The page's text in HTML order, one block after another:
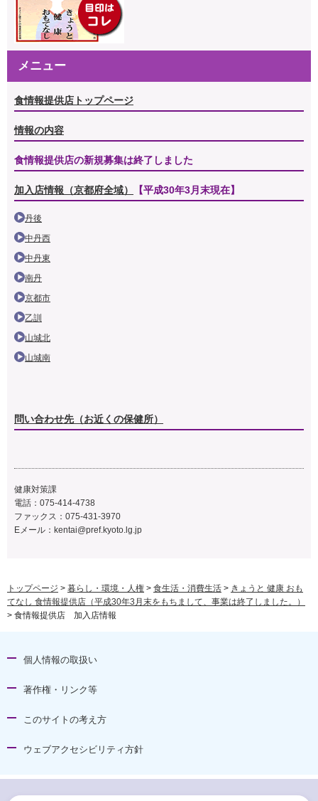
メニュー
食情報提供店トップページ
情報の内容
食情報提供店の新規募集は終了しました
加入店情報（京都府全域） 【平成30年3月末現在】
丹後
中丹西
中丹東
南丹
京都市
乙訓
山城北
山城南
問い合わせ先（お近くの保健所）
健康対策課
電話：075-414-4738
ファックス：075-431-3970
Eメール： kentai@pref.kyoto.lg.jp
トップページ > 暮らし・環境・人権 > 食生活・消費生活 > きょうと 健康 おも
てなし 食情報提供店（平成30年3月末をもちまして、事業は終了しました。）
> 食情報提供店 加入店情報
個人情報の取扱い
著作権・リンク等
このサイトの考え方
ウェブアクセシビリティ方針